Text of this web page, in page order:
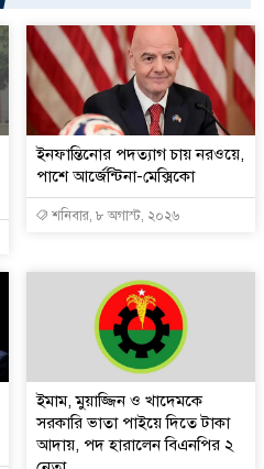
ইনফান্তিনোর পদত্যাগ চায় নরওয়ে,
পাশে আর্জেন্টিনা-মেক্সিকো
শনিবার, ৮ অগাস্ট, ২০২৬
ইমাম, মুয়াজ্জিন ও খাদেমকে
সরকারি ভাতা পাইয়ে দিতে টাকা
আদায়, পদ হারালেন বিএনপির ২